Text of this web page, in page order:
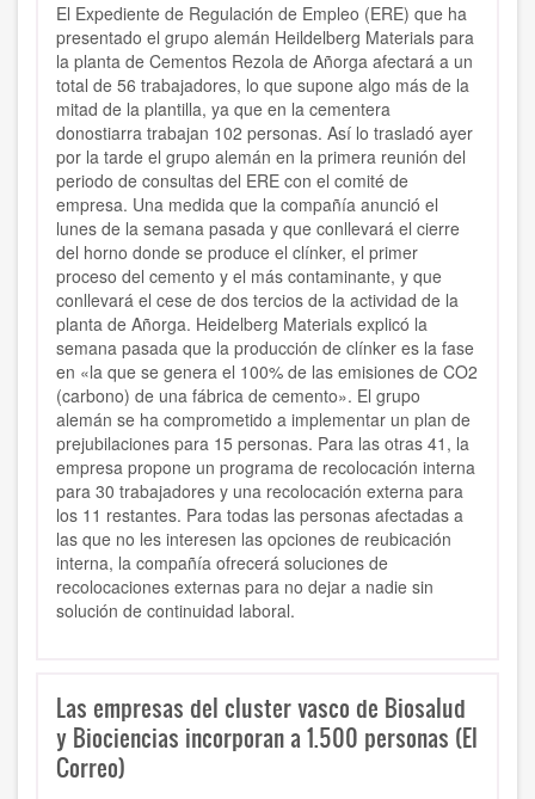
El Expediente de Regulación de Empleo (ERE) que ha
presentado el grupo alemán Heildelberg Materials para
la planta de Cementos Rezola de Añorga afectará a un
total de 56 trabajadores, lo que supone algo más de la
mitad de la plantilla, ya que en la cementera
donostiarra trabajan 102 personas. Así lo trasladó ayer
por la tarde el grupo alemán en la primera reunión del
periodo de consultas del ERE con el comité de
empresa. Una medida que la compañía anunció el
lunes de la semana pasada y que conllevará el cierre
del horno donde se produce el clínker, el primer
proceso del cemento y el más contaminante, y que
conllevará el cese de dos tercios de la actividad de la
planta de Añorga. Heidelberg Materials explicó la
semana pasada que la producción de clínker es la fase
en «la que se genera el 100% de las emisiones de CO2
(carbono) de una fábrica de cemento». El grupo
alemán se ha comprometido a implementar un plan de
prejubilaciones para 15 personas. Para las otras 41, la
empresa propone un programa de recolocación interna
para 30 trabajadores y una recolocación externa para
los 11 restantes. Para todas las personas afectadas a
las que no les interesen las opciones de reubicación
interna, la compañía ofrecerá soluciones de
recolocaciones externas para no dejar a nadie sin
solución de continuidad laboral.
Las empresas del cluster vasco de Biosalud
y Biociencias incorporan a 1.500 personas (El
Correo)